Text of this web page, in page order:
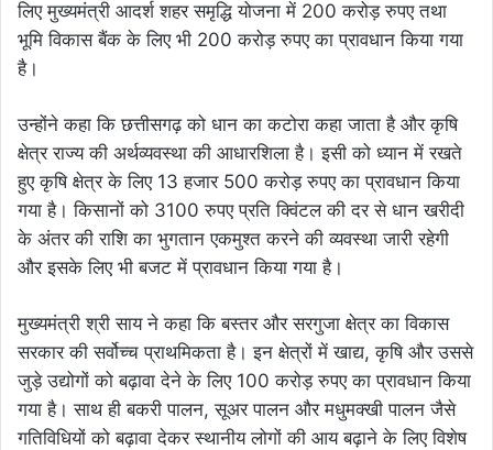
लिए मुख्यमंत्री आदर्श शहर समृद्धि योजना में 200 करोड़ रुपए तथा
भूमि विकास बैंक के लिए भी 200 करोड़ रुपए का प्रावधान किया गया
है।
उन्होंने कहा कि छत्तीसगढ़ को धान का कटोरा कहा जाता है और कृषि
क्षेत्र राज्य की अर्थव्यवस्था की आधारशिला है। इसी को ध्यान में रखते
हुए कृषि क्षेत्र के लिए 13 हजार 500 करोड़ रुपए का प्रावधान किया
गया है। किसानों को 3100 रुपए प्रति क्विंटल की दर से धान खरीदी
के अंतर की राशि का भुगतान एकमुश्त करने की व्यवस्था जारी रहेगी
और इसके लिए भी बजट में प्रावधान किया गया है।
मुख्यमंत्री श्री साय ने कहा कि बस्तर और सरगुजा क्षेत्र का विकास
सरकार की सर्वोच्च प्राथमिकता है। इन क्षेत्रों में खाद्य, कृषि और उससे
जुड़े उद्योगों को बढ़ावा देने के लिए 100 करोड़ रुपए का प्रावधान किया
गया है। साथ ही बकरी पालन, सूअर पालन और मधुमक्खी पालन जैसे
गतिविधियों को बढ़ावा देकर स्थानीय लोगों की आय बढ़ाने के लिए विशेष